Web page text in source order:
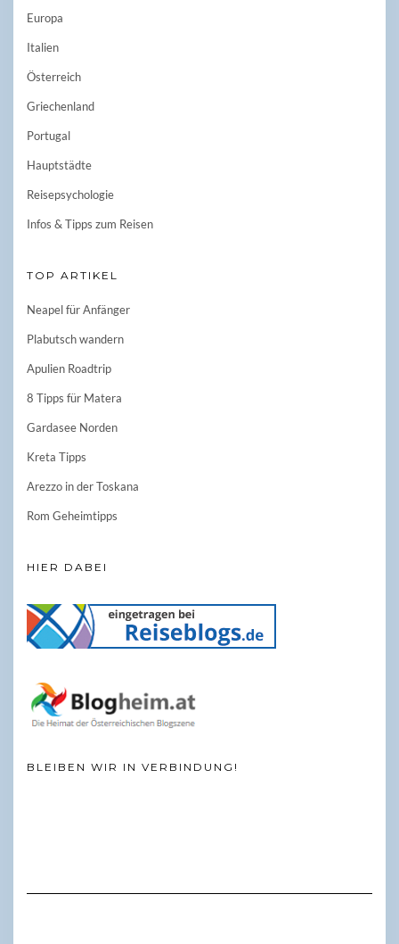
Europa
Italien
Österreich
Griechenland
Portugal
Hauptstädte
Reisepsychologie
Infos & Tipps zum Reisen
TOP ARTIKEL
Neapel für Anfänger
Plabutsch wandern
Apulien Roadtrip
8 Tipps für Matera
Gardasee Norden
Kreta Tipps
Arezzo in der Toskana
Rom Geheimtipps
HIER DABEI
BLEIBEN WIR IN VERBINDUNG!